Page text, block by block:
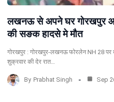
लखनऊ से अपने घर गोरखपुर आ
की सङक हादसे मे मौत
गोरखपुर : गोरखपुर-लखनऊ फोरलेन NH 28 पर
शुक्रवार की देर रात…
By Prabhat Singh Sep